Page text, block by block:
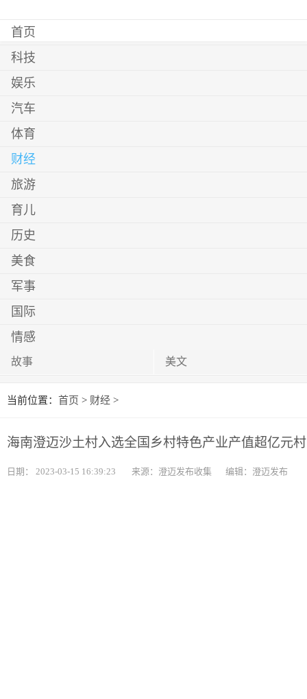
首页
科技
娱乐
汽车
体育
财经
旅游
育儿
历史
美食
军事
国际
情感
故事 美文
当前位置： 首页 > 财经 >
海南澄迈沙土村入选全国乡村特色产业产值超亿元村
日期： 2023-03-15 16:39:23 来源：澄迈发布收集 编辑：澄迈发布